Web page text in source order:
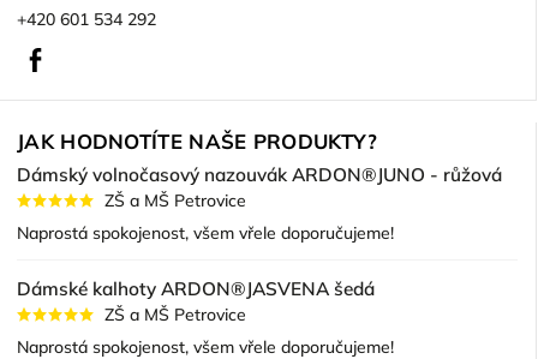
+420 601 534 292
JAK HODNOTÍTE NAŠE PRODUKTY?
Dámský volnočasový nazouvák ARDON®JUNO - růžová
ZŠ a MŠ Petrovice
Naprostá spokojenost, všem vřele doporučujeme!
Dámské kalhoty ARDON®JASVENA šedá
ZŠ a MŠ Petrovice
Naprostá spokojenost, všem vřele doporučujeme!